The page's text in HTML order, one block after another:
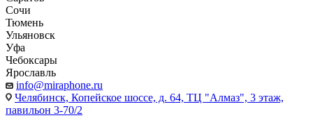
Сочи
Тюмень
Ульяновск
Уфа
Чебоксары
Ярославль
info@miraphone.ru
Челябинск, Копейское шоссе, д. 64, ТЦ "Алмаз", 3 этаж,
павильон 3-70/2